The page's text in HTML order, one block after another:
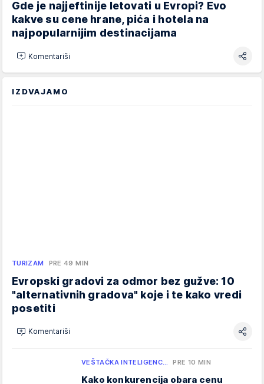
Gde je najjeftinije letovati u Evropi? Evo
kakve su cene hrane, pića i hotela na
najpopularnijim destinacijama
Komentariši
IZDVAJAMO
TURIZAM PRE 49 MIN
Evropski gradovi za odmor bez gužve: 10
"alternativnih gradova" koje i te kako vredi
posetiti
Komentariši
VEŠTAČKA INTELIGENC… PRE 10 MIN
Kako konkurencija obara cenu